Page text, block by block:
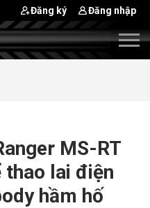
Đăng ký Đăng nhập
MS-RT
thao lai điện
hầm hố